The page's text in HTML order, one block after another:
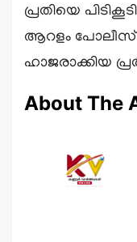
പ്രതിയെ
ആറളം പോലീസ്
ഹാജരാക്കിയ
About The